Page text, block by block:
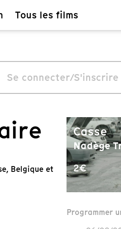
Tous les films
Se connecter/S'inscrire
Belgique et
Casse
Nadège
2€
Programmer